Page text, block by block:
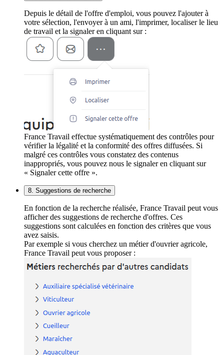
Depuis le détail de l'offre d'emploi, vous pouvez l'ajouter à
votre sélection, l'envoyer à un ami, l'imprimer, localiser le lieu
de travail et la signaler en cliquant sur :
France Travail effectue systématiquement des contrôles pour
vérifier la légalité et la conformité des offres diffusées. Si
malgré ces contrôles vous constatez des contenus
inappropriés, vous pouvez nous le signaler en cliquant sur
« Signaler cette offre ».
8. Suggestions de recherche
En fonction de la recherche réalisée, France Travail peut vous
afficher des suggestions de recherche d'offres. Ces
suggestions sont calculées en fonction des critères que vous
avez saisis.
Par exemple si vous cherchez un métier d'ouvrier agricole,
France Travail peut vous proposer :